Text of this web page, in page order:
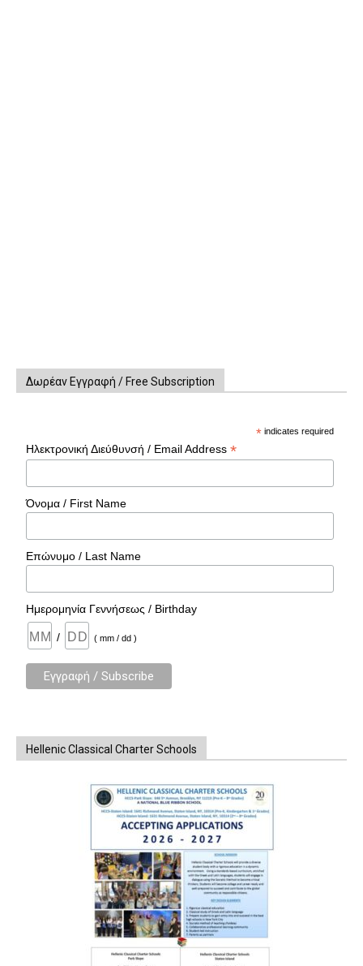
Δωρέαν Εγγραφή / Free Subscription
* indicates required
Ηλεκτρονική Διεύθυνσή / Email Address*
Όνομα / First Name
Επώνυμο / Last Name
Ημερομηνία Γεννήσεως / Birthday
/ ( mm / dd )
Hellenic Classical Charter Schools